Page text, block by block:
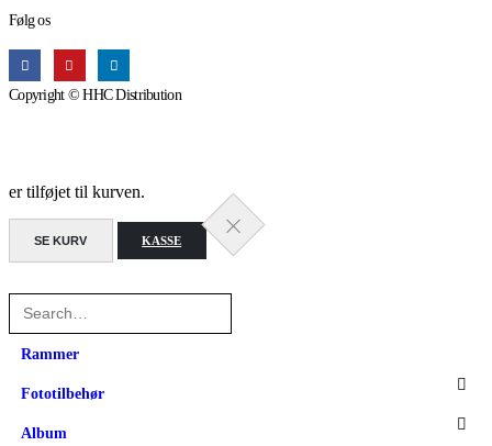
Følg os
Copyright © HHC Distribution
er tilføjet til kurven.
SE KURV KASSE
Rammer
Fototilbehør
Album